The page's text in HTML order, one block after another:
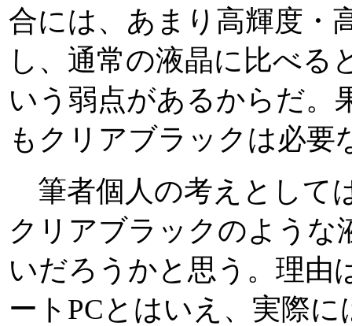
合には、あまり高輝度・
し、通常の液晶に比べる
いう弱点があるからだ。
もクリアブラックは必要
筆者個人の考えとして
クリアブラックのような
いだろうかと思う。理由
ートPCとはいえ、実際